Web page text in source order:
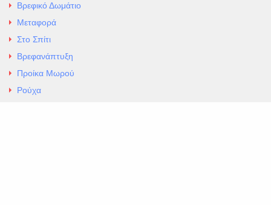
Βρεφικό Δωμάτιο
Μεταφορά
Στο Σπίτι
Βρεφανάπτυξη
Προίκα Μωρού
Ρούχα